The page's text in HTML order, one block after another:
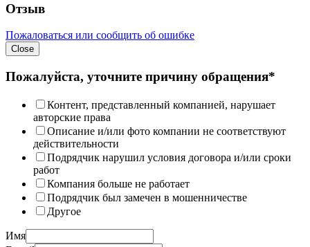
Отзыв
Пожаловаться или сообщить об ошибке
Close
Пожалуйста, уточните причину обращения*
Контент, представленный компанией, нарушает
авторские права
Описание и/или фото компании не соответствуют
действительности
Подрядчик нарушил условия договора и/или сроки
работ
Компания больше не работает
Подрядчик был замечен в мошенничестве
Другое
Имя